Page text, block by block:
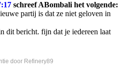
schreef ABombali het volgende:
partij is dat ze niet geloven in
dit bericht. fijn dat je iedereen laat
door Refinery89